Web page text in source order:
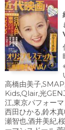
高橋由美子
Kids,Qlair,光
江,東京パフォー
西田ひかる,鈴木
瀬智也,酒井美紀,